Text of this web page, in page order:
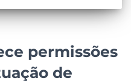
permissões
de